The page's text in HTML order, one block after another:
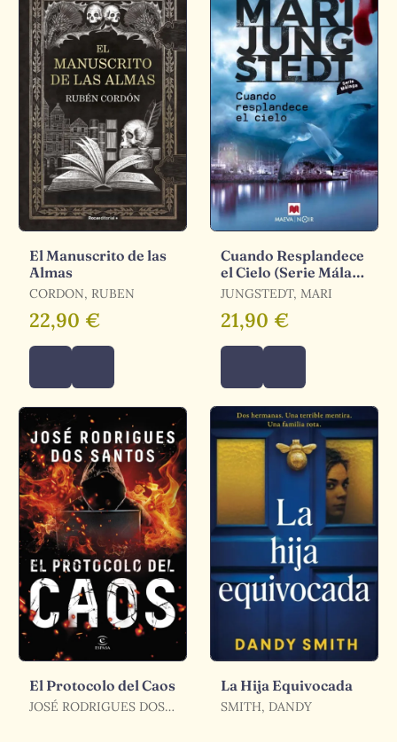
El Manuscrito de las
Almas
CORDON, RUBEN
22,90 €
Cuando Resplandece
el Cielo (Serie Málaga
3)
JUNGSTEDT, MARI
21,90 €
El Protocolo del Caos
JOSÉ RODRIGUES DOS
La Hija Equivocada
SMITH, DANDY